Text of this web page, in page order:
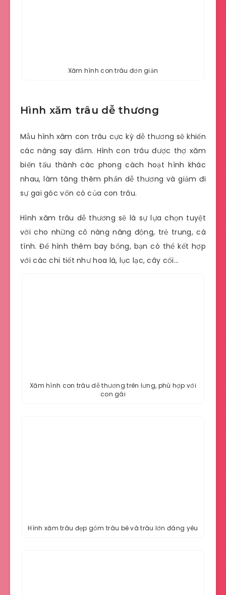
Xăm hình con trâu đơn giản
Hình xăm trâu dễ thương
Mẫu hình xăm con trâu cực kỳ dễ thương sẽ khiến
các nàng say đắm. Hình con trâu được thợ xăm
biến tấu thành các phong cách hoạt hình khác
nhau, làm tăng thêm phần dễ thương và giảm đi
sự gai góc vốn có của con trâu.
Hình xăm trâu dễ thương sẽ là sự lựa chọn tuyệt
vời cho những cô nàng năng động, trẻ trung, cá
tính. Để hình thêm bay bổng, bạn có thể kết hợp
với các chi tiết như hoa lá, lục lạc, cây cối…
Xăm hình con trâu dễ thương trên lưng, phù hợp với
con gái
Hình xăm trâu đẹp gồm trâu bé và trâu lớn đáng yêu